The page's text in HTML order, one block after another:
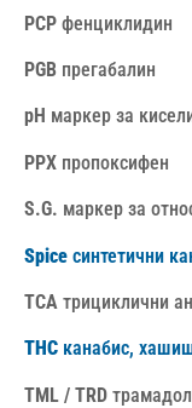
PCP фенциклидин
PGB прегабалин
pH маркер за
PPX пропоксифен
S.G. маркер за
Spice синтетични
TCA трициклични
THC канабис,
TML / TRD трамадол